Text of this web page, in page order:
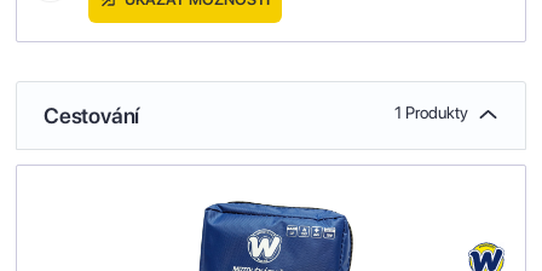
Cestování 1 Produkty